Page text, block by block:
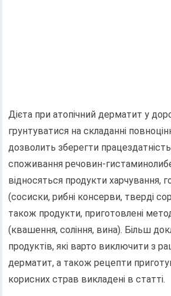
Дієта при атопічний дерматит у
грунтуватися на складанні
дозволить зберегти
споживання речовин-
відносяться продукти харчування,
(сосиски, рибні консерви, тверді
також продукти, приготовлені
(квашення, соління, вина). Більш
продуктів, які варто виключити з
дерматит, а також рецепти
корисних страв викладені в статті.